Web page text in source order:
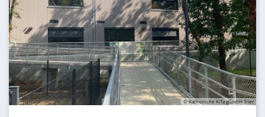
© Katholische KiTa gGmbH Trier